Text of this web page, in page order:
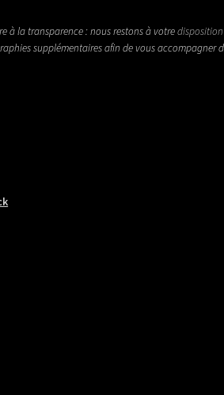
à la transparence : nous restons à votredisposition
supplémentaires afin de vous accompagner